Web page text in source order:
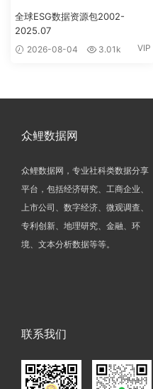
全球ESG数据资源包2002-
2025.07
2026-08-04 3.01k VIP
众鲤数据网
众鲤数据网，专业社科类数据分享
平台，包括经济研究、工商企业、
上市公司、数字经济、微观调查、
专利创新、地理研究、金融、环
境、文本分析数据等等。
联系我们